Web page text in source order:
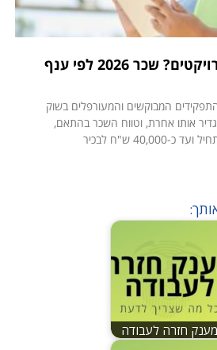
כמה מרוויח מנהל פרויקטים? שכר 2026 לפי ענף
המבוקשים והמעורפלים בשוק
אותו אחרת, וטווח השכר בהתאם,
מענק חזרה לעבודה